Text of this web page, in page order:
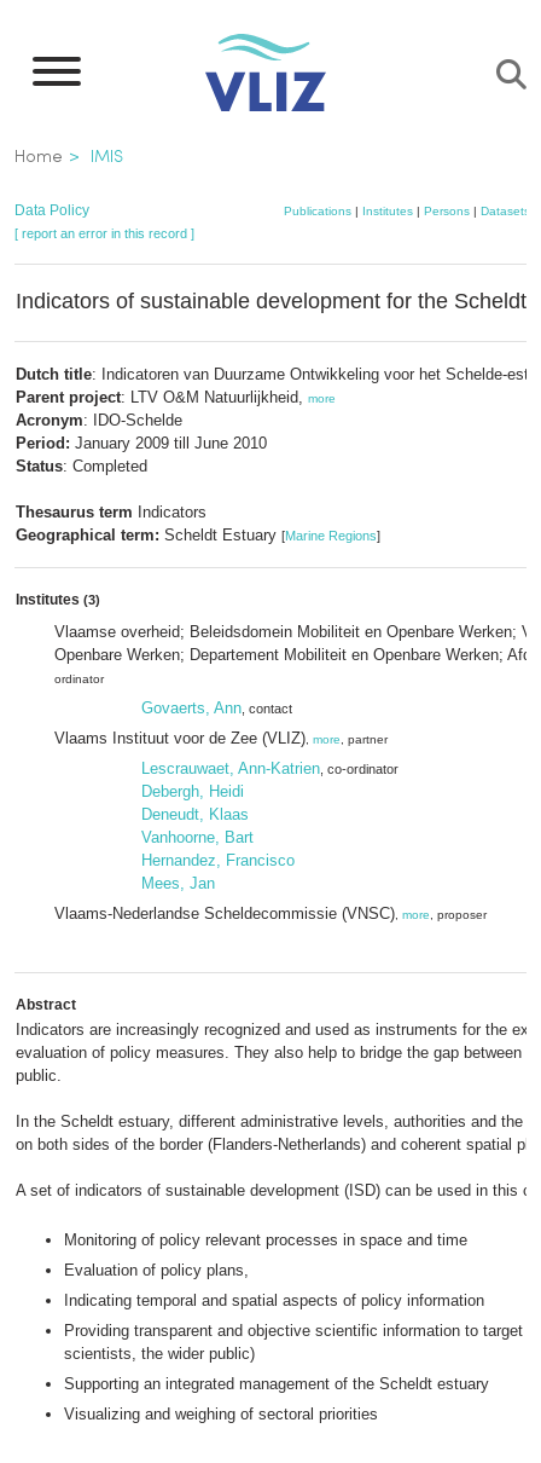
main
Breadcrumb
Home IMIS
Data Policy Publications| Institutes| Persons| Datasets
[ report an error in this record ]
Indicators of sustainable development for the Scheldt
Dutch title: Indicatoren van Duurzame Ontwikkeling voor het Schelde-
Parent project: LTV O&M Natuurlijkheid, more
Acronym: IDO-Schelde
Period: January 2009 till June 2010
Status: Completed
Thesaurus term Indicators
Geographical term: Scheldt Estuary [Marine Regions]
Institutes (3)
Vlaamse overheid; Beleidsdomein Mobiliteit en Openbare Werken;
Openbare Werken; Departement Mobiliteit en Openbare Werken;
ordinator
Govaerts, Ann , contact
Vlaams Instituut voor de Zee (VLIZ) more , partner
Lescrauwaet, Ann-Katrien , co-ordinator
Debergh, Heidi
Deneudt, Klaas
Vanhoorne, Bart
Hernandez, Francisco
Mees, Jan
Vlaams-Nederlandse Scheldecommissie (VNSC) more , proposer
Abstract
Indicators are increasingly recognized and used as instruments for the
evaluation of policy measures. They also help to bridge the gap between
public.
In the Scheldt estuary, different administrative levels, authorities and the
on both sides of the border (Flanders-Netherlands) and coherent spatial
A set of indicators of sustainable development (ISD) can be used in this
Monitoring of policy relevant processes in space and time
Evaluation of policy plans,
Indicating temporal and spatial aspects of policy information
Providing transparent and objective scientific information to target
scientists, the wider public)
Supporting an integrated management of the Scheldt estuary
Visualizing and weighing of sectoral priorities